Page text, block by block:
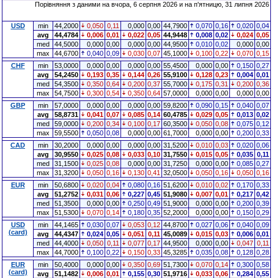
Порівняння з даними на вчора , 6 серпня 2026 и на п'ятницю, 31 липня 2026
USD min 44,2000 0,050 0,11 0,000 0,00 44,7900 0,070 0,16 0,020 0,04
avg
44,4784 0,006 0,01 0,022 0,05 44,9448 0,008 0,02 0,024 0,05
med
44,5000 0,000 0,00 0,000 0,00 44,9500 0,010 0,02 0,000 0,00
max
44,6700 0,040 0,09 0,030 0,07 45,1000 0,100 0,22 0,070 0,15
CHF
min 53,0000 0,000 0,00 0,000 0,00 55,4500 0,000 0,00 0,150 0,27
avg
54,2450 0,193 0,35 0,144 0,26 55,9100 0,128 0,23 0,004 0,01
med
54,3500 0,350 0,64 0,200 0,37 55,7000 0,175 0,31 0,200 0,36
max
54,7500 0,300 0,54 0,350 0,64 57,0000 0,000 0,00 0,000 0,00
GBP
min 57,0000 0,000 0,00 0,000 0,00 59,8200 0,090 0,15 0,040 0,07
avg
58,8731 0,041 0,07 0,085 0,14 60,4785 0,029 0,05 0,013 0,02
med
59,0000 0,200 0,34 0,100 0,17 60,3500 0,050 0,08 0,075 0,12
max
59,5500 0,050 0,08 0,000 0,00 61,7000 0,000 0,00 0,200 0,33
CAD
min 30,2000 0,000 0,00 0,000 0,00 31,5200 0,010 0,03 0,020 0,06
avg
30,9550 0,025 0,08 0,033 0,10 31,7550 0,015 0,05 0,035 0,11
med
31,1500 0,025 0,08 0,000 0,00 31,7250 0,000 0,00 0,085 0,27
max
31,3200 0,050 0,16 0,130 0,41 32,0500 0,050 0,16 0,050 0,16
EUR
min 50,6800 0,020 0,04 0,080 0,16 51,6200 0,010 0,02 0,170 0,33
avg
51,2752 0,031 0,06 0,227 0,45 51,9080 0,007 0,01 0,217 0,42
med
51,3500 0,000 0,00 0,250 0,49 51,9000 0,000 0,00 0,200 0,39
max
51,5300 0,070 0,14 0,180 0,35 52,2000 0,000 0,00 0,150 0,29
USD
(card)
min 44,1465 0,030 0,07 0,053 0,12 44,8700 0,027 0,06 0,040 0,09
avg
44,4347 0,024 0,05 0,051 0,11 45,0089 0,015 0,03 0,006 0,01
med
44,4000 0,050 0,11 0,077 0,17 44,9500 0,000 0,00 0,047 0,11
max
44,7000 0,100 0,22 0,150 0,33 45,3285 0,035 0,08 0,128 0,28
EUR
(card)
min 50,4000 0,000 0,00 0,350 0,69 51,7300 0,070 0,14 0,300 0,58
avg
51,1482 0,006 0,01 0,155 0,30 51,9716 0,033 0,06 0,284 0,55